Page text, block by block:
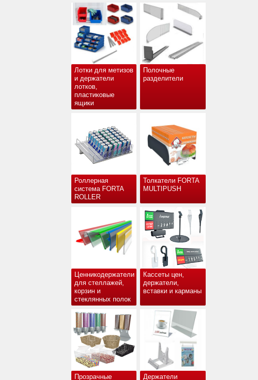
Лотки для метизов
и держатели
лотков,
пластиковые
ящики
Полочные
разделители
Роллерная
система FORTA
ROLLER
Толкатели FORTA
MULTIPUSH
Ценникодержатели
для стеллажей,
корзин и
стеклянных полок
Кассеты цен,
держатели,
вставки и карманы
Прозрачные Держатели